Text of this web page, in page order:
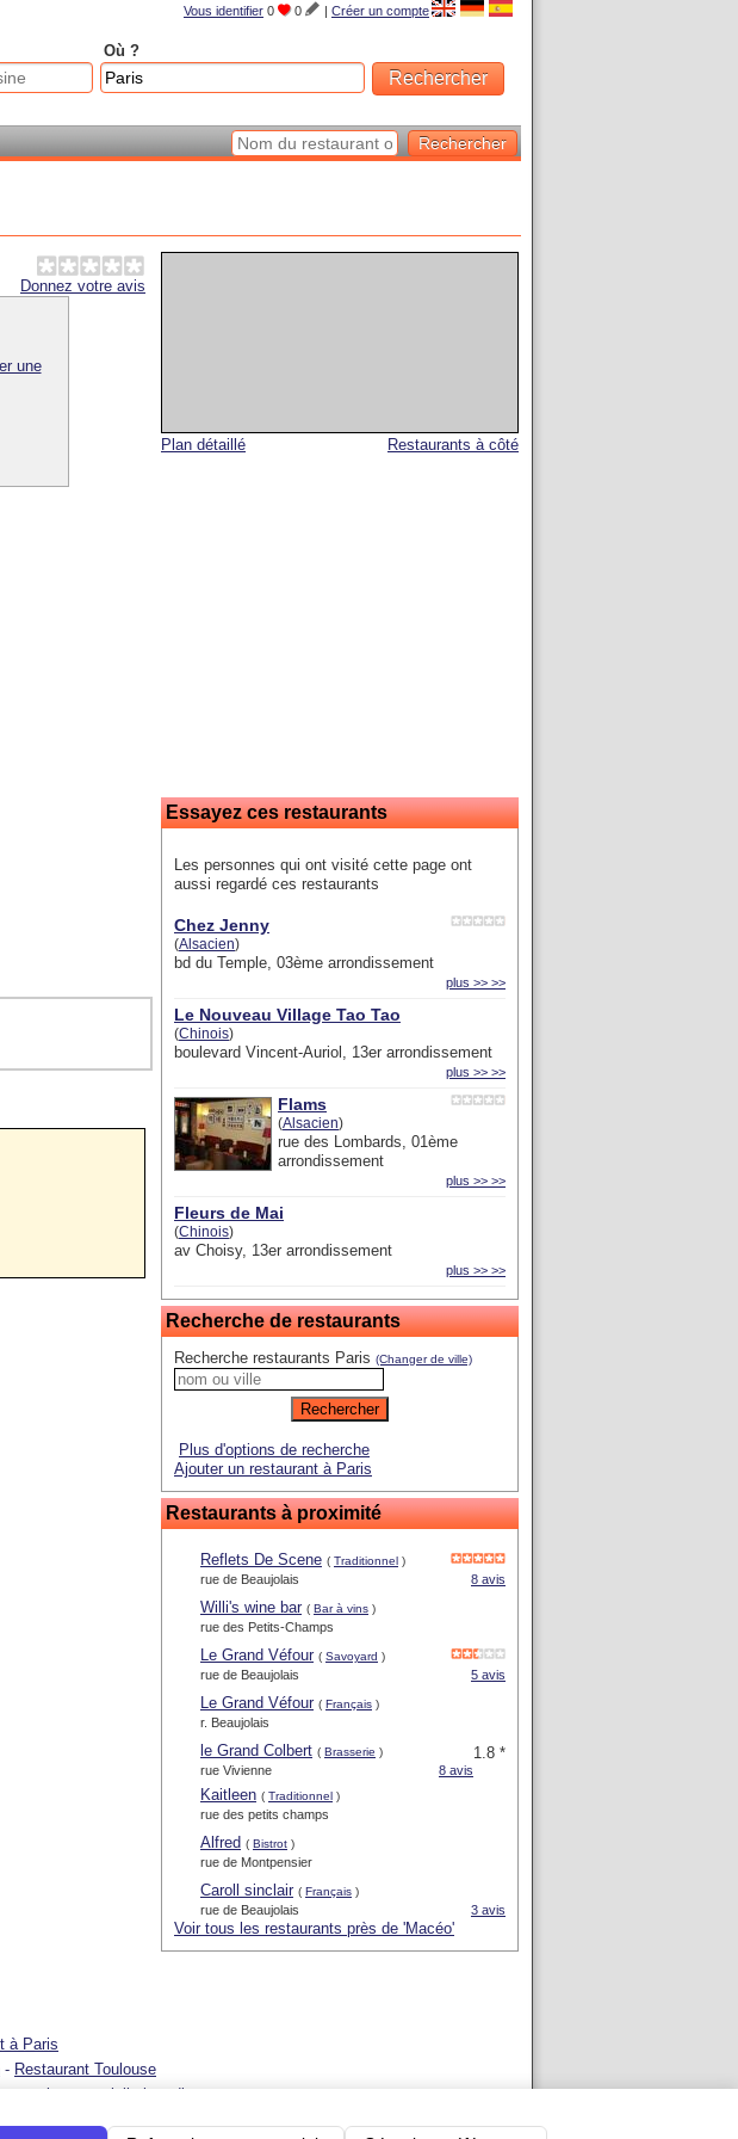
Vous identifier 0 0 | Créer un compte
Où ?
Restaurants à côté
Plan détaillé
Essayez ces restaurants
Les personnes qui ont visité cette page ont
aussi regardé ces restaurants
Chez Jenny
(Alsacien)
bd du Temple, 03ème arrondissement
plus >> >>
Le Nouveau Village Tao Tao
(Chinois)
boulevard Vincent-Auriol, 13er arrondissement
plus >> >>
Flams
(Alsacien)
rue des Lombards, 01ème
arrondissement
plus >> >>
Fleurs de Mai
(Chinois)
av Choisy, 13er arrondissement
plus >> >>
Recherche de restaurants
Recherche restaurants Paris (Changer de ville)
Plus d'options de recherche
Ajouter un restaurant à Paris
Restaurants à proximité
Reflets De Scene ( Traditionnel )
8 avis
rue de Beaujolais
Willi's wine bar ( Bar à vins )
rue des Petits-Champs
Le Grand Véfour ( Savoyard )
5 avis
rue de Beaujolais
Le Grand Véfour ( Français )
r. Beaujolais
1.8 *
le Grand Colbert ( Brasserie )
8 avis
rue Vivienne
Kaitleen ( Traditionnel )
rue des petits champs
Alfred ( Bistrot )
rue de Montpensier
Caroll sinclair ( Français )
3 avis
rue de Beaujolais
Voir tous les restaurants près de 'Macéo'
Donnez votre avis
une
à Paris
- Restaurant Toulouse
totale ou partielle interdite